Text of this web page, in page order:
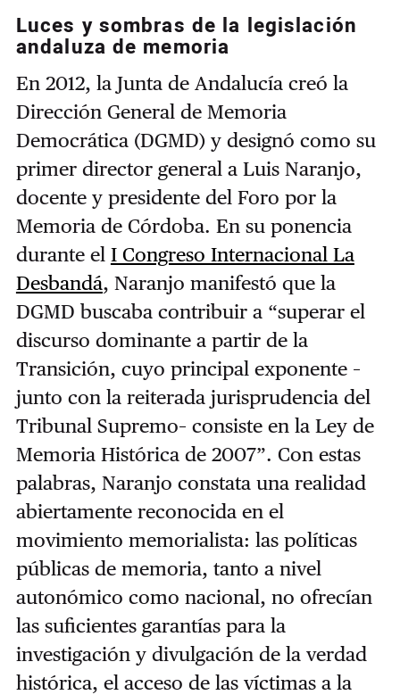
Luces y sombras de la legislación
andaluza de memoria
En 2012, la Junta de Andalucía creó la
Dirección General de Memoria
Democrática (DGMD) y designó como su
primer director general a Luis Naranjo,
docente y presidente del Foro por la
Memoria de Córdoba. En su ponencia
durante el I Congreso Internacional La
Desbandá, Naranjo manifestó que la
DGMD buscaba contribuir a “superar el
discurso dominante a partir de la
Transición, cuyo principal exponente –
junto con la reiterada jurisprudencia del
Tribunal Supremo– consiste en la Ley de
Memoria Histórica de 2007”. Con estas
palabras, Naranjo constata una realidad
abiertamente reconocida en el
movimiento memorialista: las políticas
públicas de memoria, tanto a nivel
autonómico como nacional, no ofrecían
las suficientes garantías para la
investigación y divulgación de la verdad
histórica, el acceso de las víctimas a la